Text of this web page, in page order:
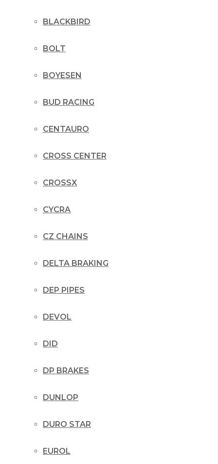
BLACKBIRD
BOLT
BOYESEN
BUD RACING
CENTAURO
CROSS CENTER
CROSSX
CYCRA
CZ CHAINS
DELTA BRAKING
DEP PIPES
DEVOL
DID
DP BRAKES
DUNLOP
DURO STAR
EUROL